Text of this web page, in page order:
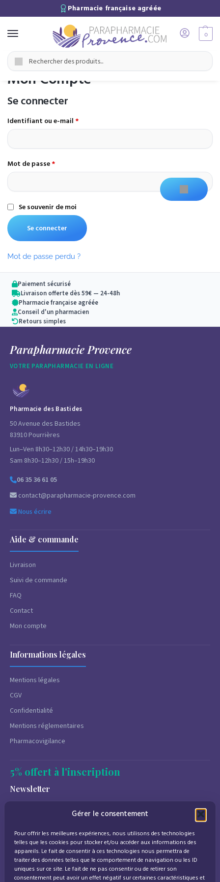
Gérer le consentement
Pour offrir les meilleures expériences, nous utilisons des technologies
telles que les cookies pour stocker et/ou accéder aux informations des
appareils. Le fait de consentir à ces technologies nous permettra de
traiter des données telles que le comportement de navigation ou les ID
uniques sur ce site. Le fait de ne pas consentir ou de retirer son
consentement peut avoir un effet négatif sur certaines caractéristiques et
Pharmacie française agréée
0
/ Mon Compte
Mon Compte
Se connecter
Identifiant ou e-mail *
Mot de passe*
Se souvenir de moi
Se connecter
Mot de passe perdu ?
Paiement sécurisé
Livraison offerte dès 59€ — 24-48h
Pharmacie française agréée
Conseil d'un pharmacien
Retours simples
Parapharmacie Provence
VOTRE PARAPHARMACIE EN LIGNE
Pharmacie des Bastides
50 Avenue des Bastides
83910 Pourrières
Lun–Ven 8h30–12h30 / 14h30–19h30
Sam 8h30–12h30 / 15h–19h30
06 35 36 61 05
contact@parapharmacie-provence.com
Nous écrire
Aide & commande
Livraison
Suivi de commande
FAQ
Contact
Mon compte
Informations légales
Mentions légales
CGV
Confidentialité
Mentions réglementaires
Pharmacovigilance
5% offert à l'inscription
Newsletter
Promotions, conseils santé et nouveautés.
Désinscription à tout moment.
J'accepte de recevoir des emails marketing conformément à la
politique de confidentialité